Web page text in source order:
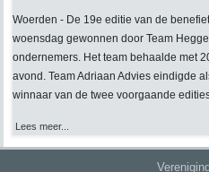
Woerden - De 19e editie van de
woensdag gewonnen door Team
ondernemers. Het team behaalde met
avond. Team Adriaan Advies eindigde
winnaar van de twee voorgaande
Lees meer...